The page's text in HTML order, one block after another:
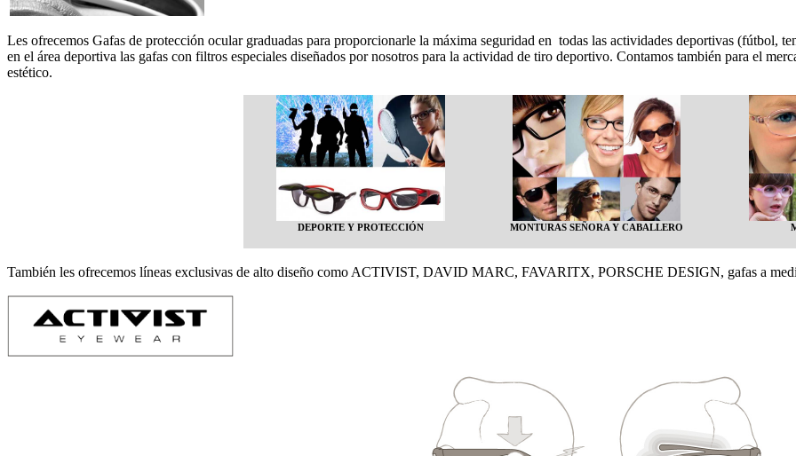
Les ofrecemos Gafas de protección ocular graduadas para proporcionarle la máxima seguridad en todas las actividades deportivas (fútbol,
en el área deportiva las gafas con filtros especiales diseñados por nosotros para la actividad de tiro deportivo. Contamos también para el
estético.
DEPORTE Y PROTECCIÓN MONTURAS SEÑORA Y CABALLERO
También les ofrecemos líneas exclusivas de alto diseño como ACTIVIST, DAVID MARC, FAVARITX, PORSCHE DESIGN, gafas a